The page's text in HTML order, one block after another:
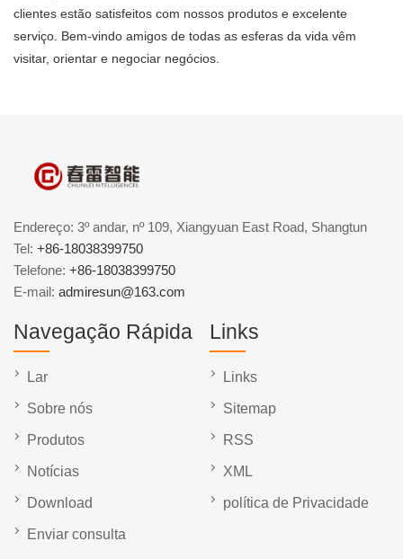
clientes estão satisfeitos com nossos produtos e excelente
serviço. Bem-vindo amigos de todas as esferas da vida vêm
visitar, orientar e negociar negócios.
Endereço: 3º andar, nº 109, Xiangyuan East Road, Shangtun
Tel: +86-18038399750
Telefone: +86-18038399750
E-mail: admiresun@163.com
Navegação Rápida
Lar
Sobre nós
Produtos
Notícias
Download
Enviar consulta
Links
Links
Sitemap
RSS
XML
política de Privacidade